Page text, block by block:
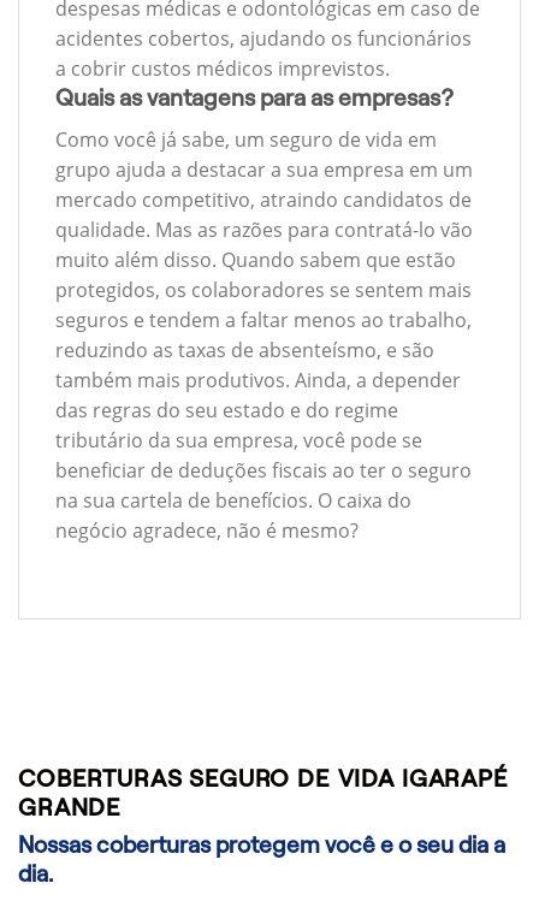
despesas médicas e odontológicas em caso de
acidentes cobertos, ajudando os funcionários
a cobrir custos médicos imprevistos.
Quais as vantagens para as empresas?
Como você já sabe, um seguro de vida em
grupo ajuda a destacar a sua empresa em um
mercado competitivo, atraindo candidatos de
qualidade. Mas as razões para contratá-lo vão
muito além disso. Quando sabem que estão
protegidos, os colaboradores se sentem mais
seguros e tendem a faltar menos ao trabalho,
reduzindo as taxas de absenteísmo, e são
também mais produtivos. Ainda, a depender
das regras do seu estado e do regime
tributário da sua empresa, você pode se
beneficiar de deduções fiscais ao ter o seguro
na sua cartela de benefícios. O caixa do
negócio agradece, não é mesmo?
COBERTURAS SEGURO DE VIDA IGARAPÉ
GRANDE
Nossas coberturas protegem você e o seu dia a
dia.